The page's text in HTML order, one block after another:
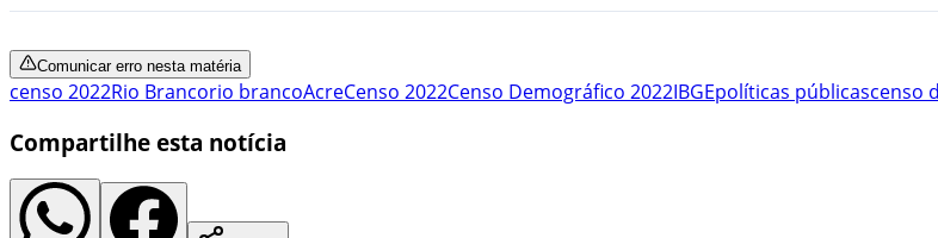
Comunicar erro nesta matéria
censo 2022Rio Brancorio brancoAcreCenso 2022Censo Demográfico 2022IBGEpolíticas públicascenso
Compartilhe esta notícia